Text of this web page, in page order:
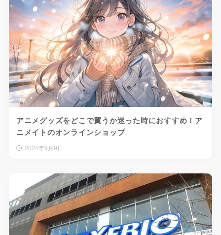
アニメグッズをどこで買うか迷った時におすすめ！ア
ニメイトのオンラインショップ
2024年9月9日